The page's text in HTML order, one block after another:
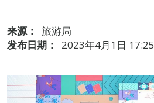
来源：
旅游局
发布日期：
2023年4月1日 17:25